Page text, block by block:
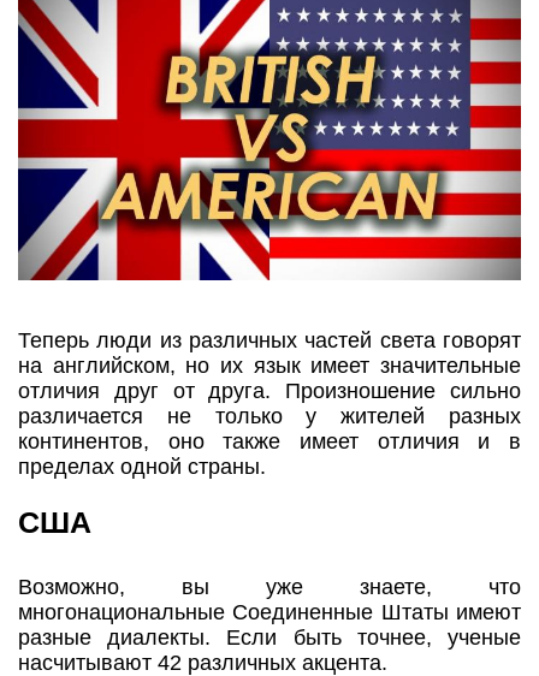
Теперь люди из различных частей света говорят
на английском, но их язык имеет значительные
отличия друг от друга. Произношение сильно
различается не только у жителей разных
континентов, оно также имеет отличия и в
пределах одной страны.
США
Возможно, вы уже знаете, что
многонациональные Соединенные Штаты имеют
разные диалекты. Если быть точнее, ученые
насчитывают 42 различных акцента.